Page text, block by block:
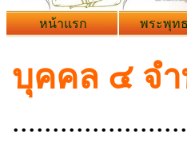
หน้าแรก พระพุท
บุคคล ๔ จ